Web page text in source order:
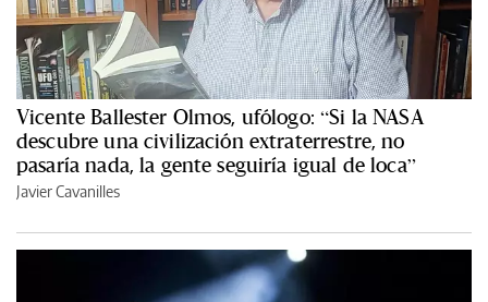
Vicente Ballester Olmos, ufólogo: “Si la NASA
descubre una civilización extraterrestre, no
pasaría nada, la gente seguiría igual de loca”
Javier Cavanilles